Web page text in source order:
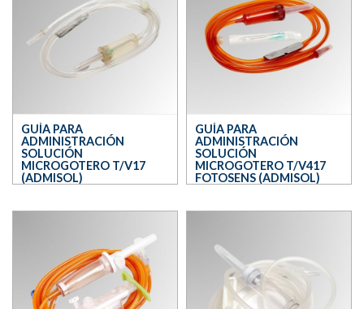
GUÍA PARA
ADMINISTRACIÓN
SOLUCIÓN
MICROGOTERO T/V17
(ADMISOL)
GUÍA PARA
ADMINISTRACIÓN
SOLUCIÓN
MICROGOTERO T/V417
FOTOSENS (ADMISOL)